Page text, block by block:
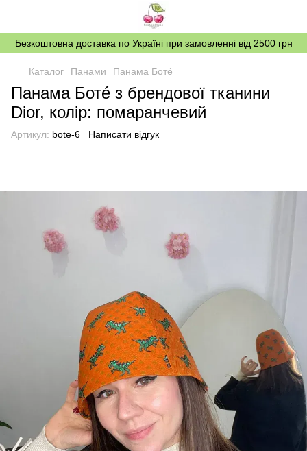
Безкоштовна доставка по Україні при замовленні від 2500 грн
Каталог Панами Панама Ботé
Панама Ботé з брендової тканини
Dior, колір: помаранчевий
Артикул: bote-6 Написати відгук